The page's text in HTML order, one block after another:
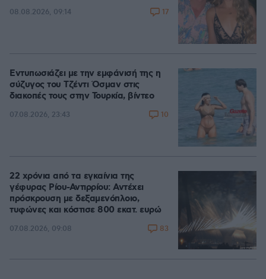
08.08.2026, 09:14 17
Εντυπωσιάζει με την εμφάνισή της η
σύζυγος του Τζέντι Όσμαν στις
διακοπές τους στην Τουρκία, βίντεο
07.08.2026, 23:43 10
22 χρόνια από τα εγκαίνια της
γέφυρας Ρίου-Αντιρρίου: Αντέχει
πρόσκρουση με δεξαμενόπλοιο,
τυφώνες και κόστισε 800 εκατ. ευρώ
07.08.2026, 09:08 83